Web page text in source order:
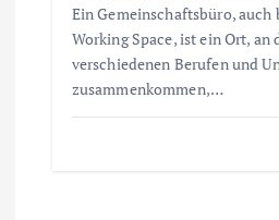
Ein Gemeinschaftsbüro, auch
Working Space, ist ein Ort, an
verschiedenen Berufen und
zusammenkommen,…